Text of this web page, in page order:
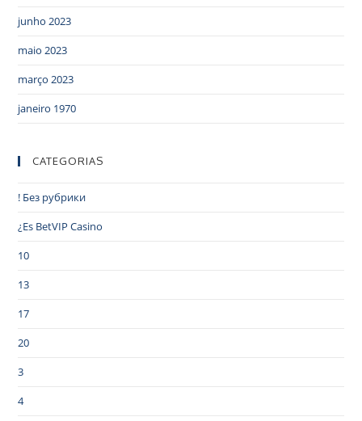
junho 2023
maio 2023
março 2023
janeiro 1970
CATEGORIAS
! Без рубрики
¿Es BetVIP Casino
10
13
17
20
3
4